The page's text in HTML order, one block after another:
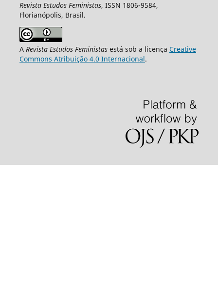
Revista Estudos Feministas, ISSN 1806-9584,
Florianópolis, Brasil.
A Revista Estudos Feministasestá sob a licença Creative
Commons Atribuição 4.0 Internacional.